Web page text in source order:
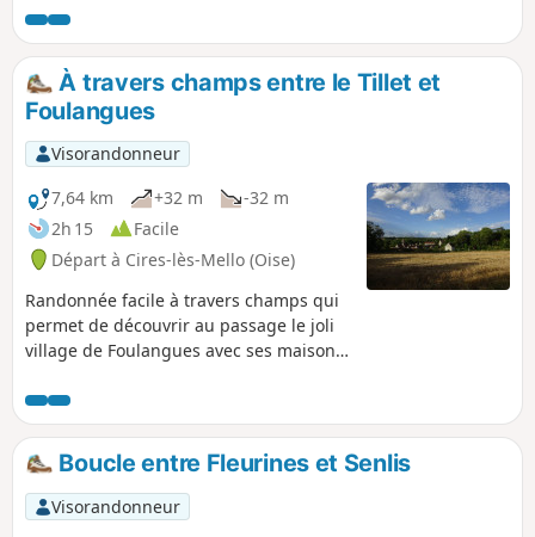
À travers champs entre le Tillet et
Foulangues
Visorandonneur
7,64 km
+32 m
-32 m
2h 15
Facile
Départ à Cires-lès-Mello (Oise)
Randonnée facile à travers champs qui
permet de découvrir au passage le joli
village de Foulangues avec ses maisons
du Tillet, maison à pans de bois.
Boucle entre Fleurines et Senlis
Visorandonneur